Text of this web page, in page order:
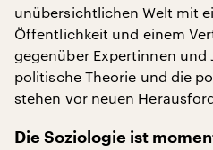
unübersichtlichen Welt mit
Öffentlichkeit und einem
gegenüber Expertinnen und
politische Theorie und die
stehen vor neuen
Die Soziologie ist